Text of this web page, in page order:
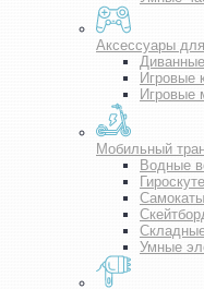
Аксессуары
Игровые
Игровые
Мобильный
Водные
Самокаты
Умные